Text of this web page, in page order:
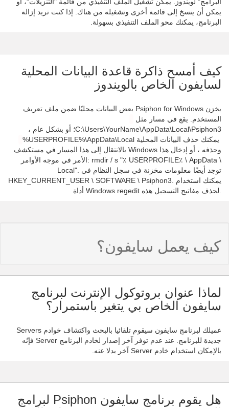
البرامج" لويندوز. يمكن تشغيل الملف التنفيذي من قائمة "التنزيلات"، أو
يمكن أن ينسخ إلى قائمة أخرى وتشغيله من هناك. إذا كنت تريد إزالة
البرنامج، يمكنك محو الملف التنفيذي بسهولة.
كيف أمسح ذاكرة قاعدة البيانات المحلية
لسايفون الخاص بالويندوز
يخزن Psiphon for Windows بعض البيانات محليًا ضمن ملف تعريف
المستخدم. يقع في مسار مثل
C:\Users\YourName\AppData\Local\Psiphon3؛ أو بشكل عام ،
%USERPROFILE%\AppData\Local ‏ يمكنك حذف البيانات المحلية
بالانتقال إلى هذا المسار في مستكشف Windows وحذفه ، أو إدخال هذا
الأمر في موجه الأوامر: rmdir / s "٪ USERPROFILE٪ \ AppData \
Local". توجد أيضًا معلومات مخزنة في سجل النظام في
HKEY_CURRENT_USER \ SOFTWARE \ Psiphon3. يمكنك استخدام
أداة Windows regedit لحذف مفاتيح التسجيل هذه.
كيف يعمل سايفون؟
لماذا عنوان بروتوكول الإنترنت لبرنامج
سايفون الخاص بي يتغير باستمرار؟
عميلك لبرنامج سايفون سيقوم تلقائيا بالبحث واكتشاف خوادم Servers
جديدة للبرنامج. عند عدم توفر آخر إصدار لخادم البرنامج Server فإنًه
بالإمكان استخدام خادم Server آخر بدلا عنه.
هل يقوم برنامج سايفون Psiphon لبرامج